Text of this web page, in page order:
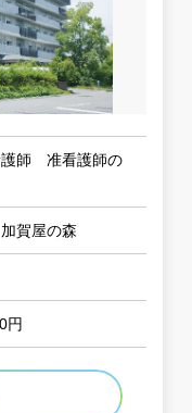
師 准看護師の
賀屋の森
円